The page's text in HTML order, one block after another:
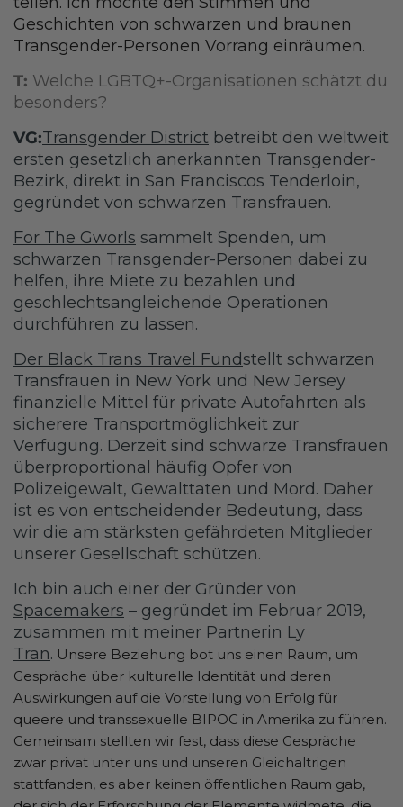
Geschichten von schwarzen und braunen
Transgender-Personen Vorrang einräumen.
T: Welche LGBTQ+-Organisationen schätzt du
besonders?
VG:Transgender District betreibt den weltweit
ersten gesetzlich anerkannten Transgender-
Bezirk, direkt in San Franciscos Tenderloin,
gegründet von schwarzen Transfrauen.
For The Gworls sammelt Spenden, um
schwarzen Transgender-Personen dabei zu
helfen, ihre Miete zu bezahlen und
geschlechtsangleichende Operationen
durchführen zu lassen.
Der Black Trans Travel Fundstellt schwarzen
Transfrauen in New York und New Jersey
finanzielle Mittel für private Autofahrten als
sicherere Transportmöglichkeit zur
Verfügung. Derzeit sind schwarze Transfrauen
überproportional häufig Opfer von
Polizeigewalt, Gewalttaten und Mord. Daher
ist es von entscheidender Bedeutung, dass
wir die am stärksten gefährdeten Mitglieder
unserer Gesellschaft schützen.
Ich bin auch einer der Gründer von
Spacemakers – gegründet im Februar 2019,
zusammen mit meiner Partnerin Ly
Tran. Unsere Beziehung bot uns einen Raum, um
Gespräche über kulturelle Identität und deren
Auswirkungen auf die Vorstellung von Erfolg für
queere und transsexuelle BIPOC in Amerika zu führen.
Gemeinsam stellten wir fest, dass diese Gespräche
zwar privat unter uns und unseren Gleichaltrigen
stattfanden, es aber keinen öffentlichen Raum gab,